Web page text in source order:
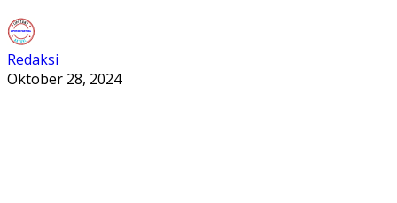
Redaksi
Oktober 28, 2024